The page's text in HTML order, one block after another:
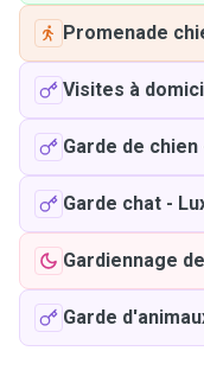
Promenade
Visites à
Garde de chien
Garde chat -
Gardiennage
Garde